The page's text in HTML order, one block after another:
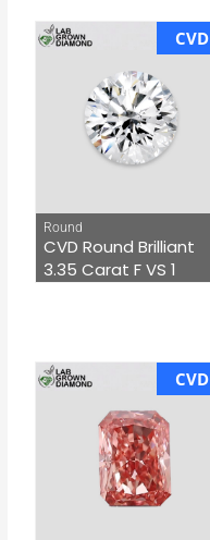
CVD
Round
CVD Round Brilliant
3.35 Carat F VS 1
CVD